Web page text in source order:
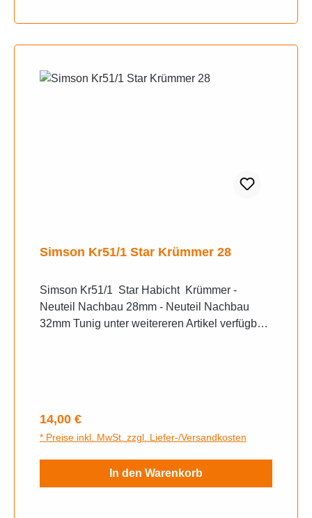
Simson Kr51/1 Star Krümmer 28
Simson Kr51/1 Star Habicht Krümmer -
Neuteil Nachbau 28mm - Neuteil Nachbau
32mm Tunig unter weitereren Artikel verfügbar
Abschluss des Warenkorbes den
Versandwiderruf Rückgabe 14Tage
Regulärer Preis:
14,00 €
* Preise inkl. MwSt. zzgl. Liefer-/Versandkosten
In den Warenkorb